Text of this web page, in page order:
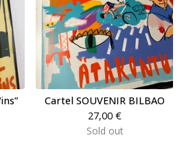
Cartel SOUVENIR BILBAO
27,00 €
Sold out